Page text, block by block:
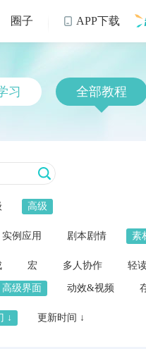
圈子  APP下载
习 全部教程
高级
实例应用 剧本剧情 素
宏 多人协作 轻
高级界面 动效&视频
↓ 更新时间 ↓